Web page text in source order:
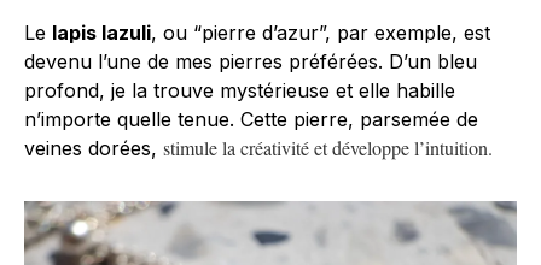
Le lapis lazuli, ou “pierre d’azur”, par exemple, est
devenu l’une de mes pierres préférées. D’un bleu
profond, je la trouve mystérieuse et elle habille
n’importe quelle tenue. Cette pierre, parsemée de
veines dorées, stimule la créativité et développe l’intuition.